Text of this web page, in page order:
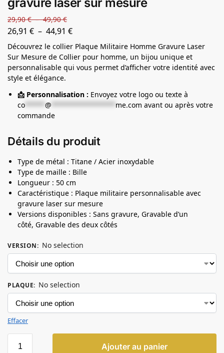
gravure laser sur mesure
29,90€ – 49,90€
26,91 € – 44,91 €
Découvrez le collier Plaque Militaire Homme Gravure Laser
Sur Mesure de Collier pour homme, un bijou unique et
personnalisable qui vous permet d’afficher votre identité avec
style et élégance.
📩 Personnalisation : Envoyez votre logo ou texte à
co ***** @ **************** me.com avant ou après votre
commande
Détails du produit
Type de métal : Titane / Acier inoxydable
Type de maille : Bille
Longueur : 50 cm
Caractéristique : Plaque militaire personnalisable avec
gravure laser sur mesure
Versions disponibles : Sans gravure, Gravable d’un
côté, Gravable des deux côtés
VERSION: No selection
PLAQUE: No selection
Effacer
Ajouter au panier